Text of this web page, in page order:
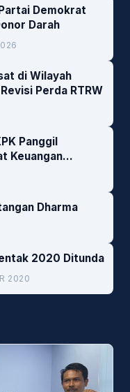
Demokrat
Darah
di Wilayah
Perda RTRW
Panggil
Keuangan
Dharma
2020 Ditunda
2020